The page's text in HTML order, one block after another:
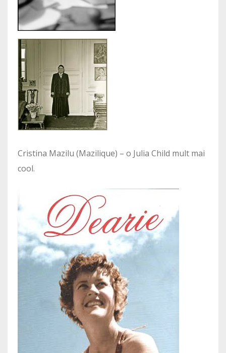
Cristina Mazilu (Mazilique) – o Julia Child mult mai
cool.